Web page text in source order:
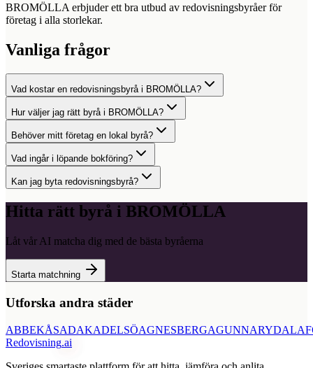
BROMÖLLA erbjuder ett bra utbud av redovisningsbyråer för
företag i alla storlekar.
Vanliga frågor
Vad kostar en redovisningsbyrå i BROMÖLLA?
Hur väljer jag rätt byrå i BROMÖLLA?
Behöver mitt företag en lokal byrå?
Vad ingår i löpande bokföring?
Kan jag byta redovisningsbyrå?
Hitta rätt byrå i BROMÖLLA
Låt vår AI matcha dig med de bästa byråerna
Starta matchning
Utforska andra städer
ABBEKÅSADAKADELSÖAGNESBERGAGUNNARYD
Redovisning.ai